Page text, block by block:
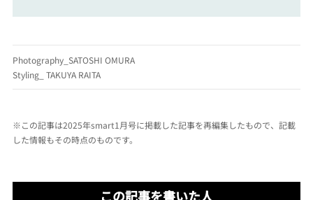
Photography_SATOSHI OMURA
Styling_ TAKUYA RAITA
※この記事は2025年smart1月号に掲載した記事を再編集したもので、記載
した情報もその時点のものです。
この記事を書いた人